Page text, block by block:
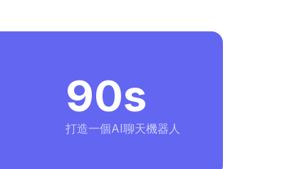
90s
打造一個AI聊天機器人